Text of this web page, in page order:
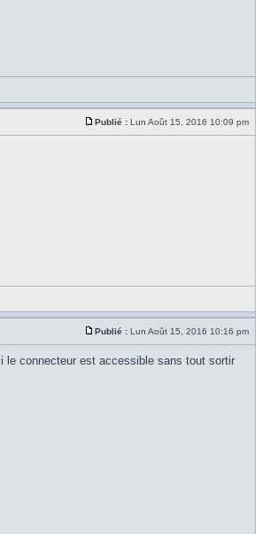
Publié : Lun Août 15, 2016 10:09 pm
Publié : Lun Août 15, 2016 10:16 pm
le connecteur est accessible sans tout sortir